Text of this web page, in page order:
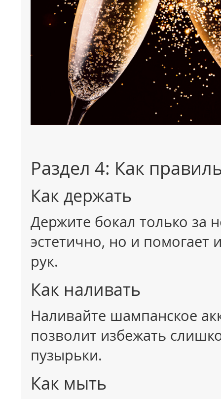
Раздел 4: Как
Как держать
Держите бокал только за
эстетично, но и помогает
рук.
Как наливать
Наливайте шампанское
позволит избежать
пузырьки.
Как мыть